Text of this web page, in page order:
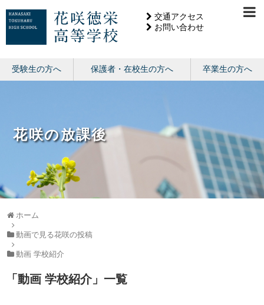
交通アクセス
お問い合わせ
受験生の方へ 保護者・在校生の方へ 卒業生の方へ
花咲の放課後
ホーム
動画で見る花咲の投稿
動画 学校紹介
「 動画 学校紹介」 一覧